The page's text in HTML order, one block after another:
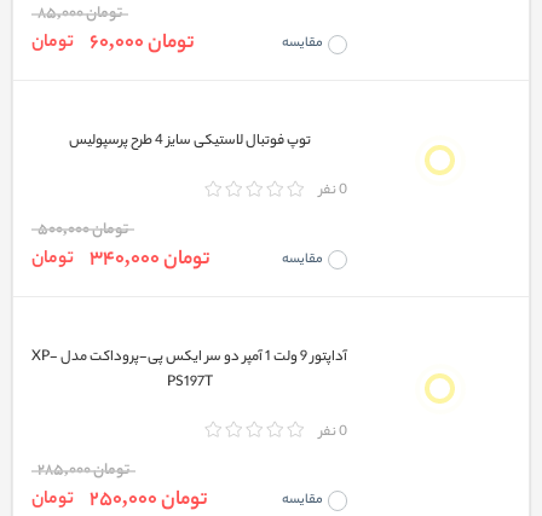
مقایسه
تومان 85,000
تومان 60,000 تومان
توپ فوتبال لاستیکی سایز 4 طرح پرسپولیس
0 نفر
مقایسه
تومان 500,000
تومان 340,000 تومان
آداپتور 9 ولت 1 آمپر دو سر ایکس پی-پروداکت مدل XP-
PS197T
0 نفر
مقایسه
تومان 285,000
تومان 250,000 تومان